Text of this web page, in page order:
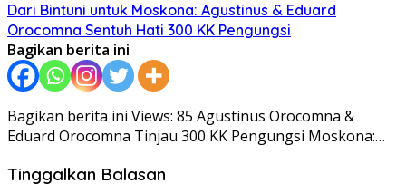
Dari Bintuni untuk Moskona: Agustinus & Eduard
Orocomna Sentuh Hati 300 KK Pengungsi
Bagikan berita ini
Bagikan berita ini Views: 85 Agustinus Orocomna &
Eduard Orocomna Tinjau 300 KK Pengungsi Moskona:…
Tinggalkan Balasan